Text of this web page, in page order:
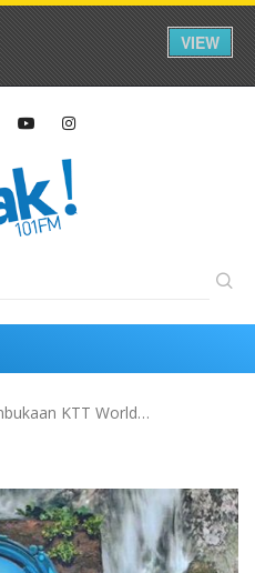
VIEW
KTT World…